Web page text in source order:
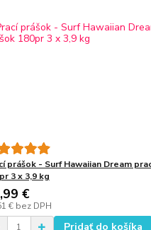
prášok - Surf Hawaiian Dream
3 x 3,9 kg
€
€ bez DPH
Pridať do košíka